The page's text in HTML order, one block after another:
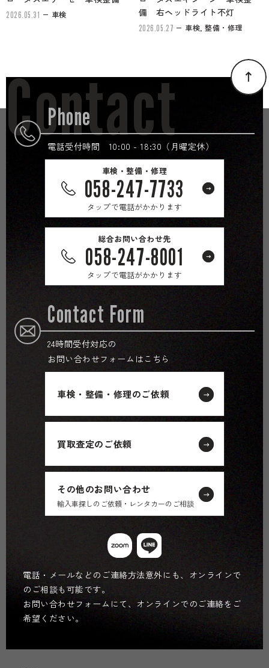
2026.05.31 車検
備 右ヘッドライト不灯
2026.05.27 車検, 整備・修理
Phone
電話受付時間 10:00 - 18:30（月曜定休）
車検・整備・修理
058-247-7733
タップで電話がかかります
総合お問い合わせ先
058-247-8001
タップで電話がかかります
Contact Form
24時間受付対応の
お問い合わせフォームはこちら
車検・整備・修理のご依頼
買取査定のご依頼
その他のお問い合わせ
輸入車探しのご依頼・レンタカーのご相談
電話・メールなどのご連絡方法意外にも、オンラインで
のご相談も可能です。
お問い合わせフォームにて、オンラインでのご連絡をご
希望ください。
Contact